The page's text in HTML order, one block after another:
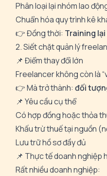
Phân loại lại nhóm lao
Chuẩn hóa quy trình kê
👉 Đồng thời: Training
2. Siết chặt quản lý
📌 Điểm thay đổi lớn
Freelancer không còn là
👉 Mà trở thành: đối
📌 Yêu cầu cụ thể
Có hợp đồng hoặc thỏa
Khấu trừ thuế tại nguồn
Lưu trữ hồ sơ đầy đủ
📌 Thực tế doanh nghiệp
Rất nhiều doanh nghiệp: